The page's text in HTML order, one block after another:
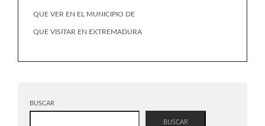
QUE VER EN EL MUNICIPIO DE
QUE VISITAR EN EXTREMADURA
BUSCAR
BUSCAR